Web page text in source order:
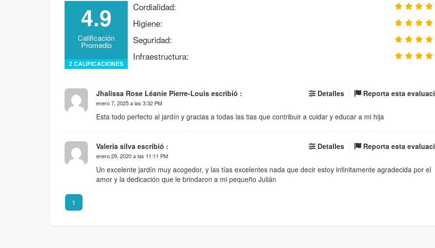
4.9
Calificación
Promedio
2 CALIFICACIONES
Cordialidad:
Higiene:
Seguridad:
Infraestructura:
Jhalissa Rose Léanie Pierre-Louis escribió : Reporta esta
Detalles
enero 7, 2025 a las 3:32 PM
Esta todo perfecto al jardín y gracias a todas las tias que contribuir a cuidar y educar a mi hija
Valeria silva escribió : Reporta esta
Detalles
enero 29, 2020 a las 11:11 PM
Un excelente jardín muy acogedor, y las tías excelentes nada que decir estoy infinitamente agradecida por el
amor y la dedicación que le brindaron a mi pequeño Julián
1